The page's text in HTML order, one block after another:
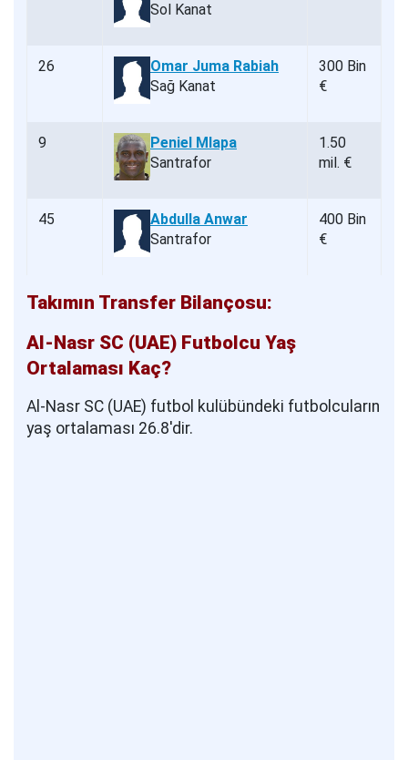
Sol Kanat
26
Omar Juma Rabiah
Sağ Kanat
300 Bin
€
9
Peniel Mlapa
Santrafor
1.50
mil. €
45
Abdulla Anwar
Santrafor
400 Bin
€
Takımın Transfer Bilançosu:
Al-Nasr SC (UAE) Futbolcu Yaş
Ortalaması Kaç?
Al-Nasr SC (UAE) futbol kulübündeki futbolcuların
yaş ortalaması 26.8'dir.